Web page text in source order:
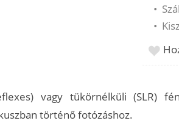
•
•
vagy tükörnélküli (SLR)
történő fotózáshoz.